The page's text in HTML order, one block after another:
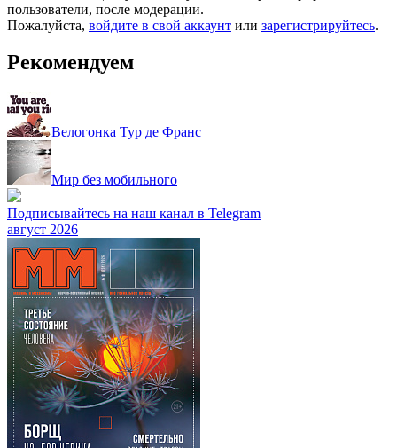
пользователи, после модерации.
Пожалуйста, войдите в свой аккаунт или зарегистрируйтесь.
Рекомендуем
Велогонка Тур де Франс
Мир без мобильного
Подписывайтесь на наш канал в Telegram
август 2026